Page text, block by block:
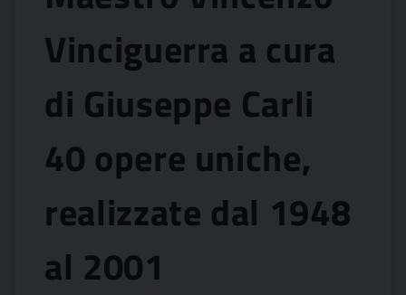
Vinciguerra a cura
di Giuseppe Carli
40 opere uniche,
realizzate dal 1948
al 2001